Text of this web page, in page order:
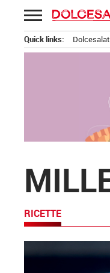
Passa
al
contenuto
Quick links:
RICETTE